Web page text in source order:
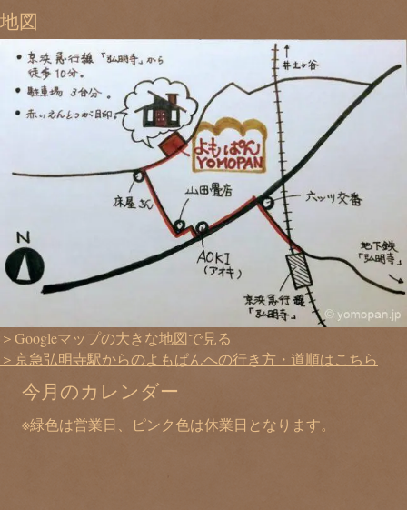
地図
＞Googleマップの大きな地図で見る
＞京急弘明寺駅からのよもぱんへの行き方・道順はこちら
今月のカレンダー
※緑色は営業日、ピンク色は休業日となります。